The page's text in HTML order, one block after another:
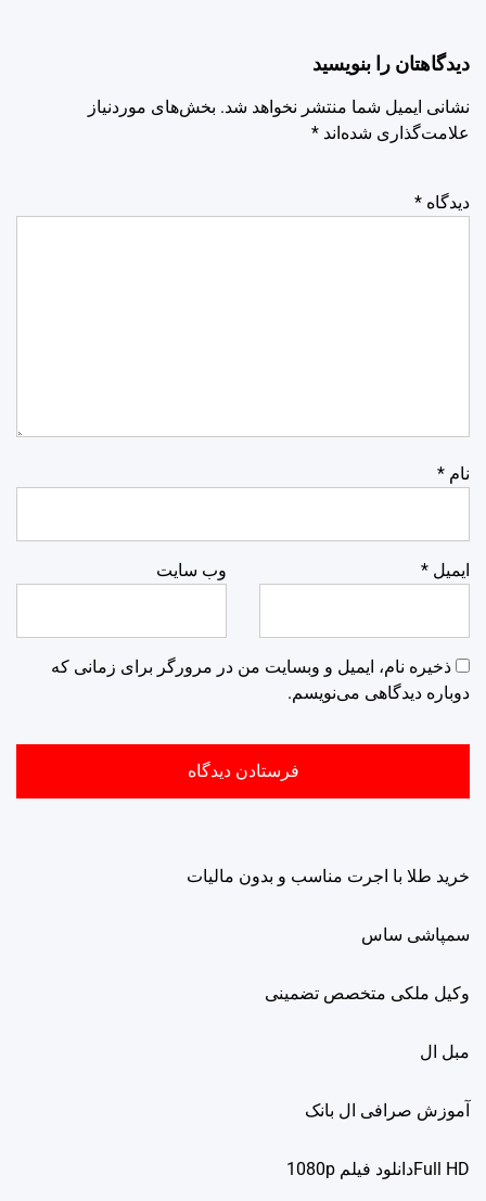
دیدگاهتان را بنویسید
نشانی ایمیل شما منتشر نخواهد شد. بخش‌های موردنیاز
علامت‌گذاری شده‌اند *
دیدگاه *
نام *
ایمیل * وب‌ سایت
ذخیره نام، ایمیل و وبسایت من در مرورگر برای زمانی که
دوباره دیدگاهی می‌نویسم.
خرید طلا با اجرت مناسب و بدون مالیات
سمپاشی ساس
وکیل ملکی متخصص تضمینی
مبل ال
آموزش صرافی ال بانک
Full HDدانلود فيلم 1080p